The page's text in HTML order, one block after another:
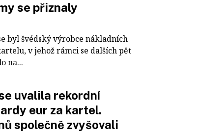
se přiznaly
byl švédský výrobce nákladních
v jehož rámci se dalších pět
na...
uvalila rekordní
eur za kartel.
společně zvyšovali